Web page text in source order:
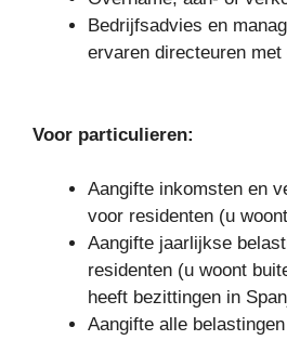
Bedrijfsadvies en
ervaren directeuren
Voor particulieren:
Aangifte inkomsten en
voor residenten (u
Aangifte jaarlijkse
residenten (u woont
heeft bezittingen in
Aangifte alle